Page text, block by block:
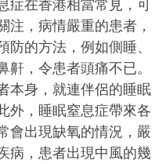
症在香港相當常見，可
注，病情嚴重的患者，
的方法，例如側睡、
，令患者頭痛不已。
本身，就連伴侶的睡眠
外，睡眠窒息症帶來各
會出現缺氧的情況，嚴
病，患者出現中風的幾